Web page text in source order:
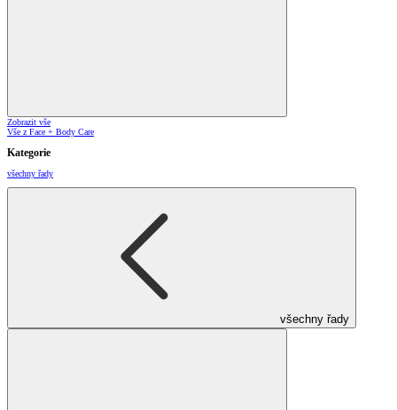
Zobrazit vše
Vše z Face + Body Care
Kategorie
všechny řady
všechny řady